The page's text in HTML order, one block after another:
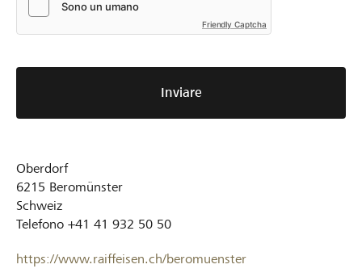
Friendly Captcha
Inviare
Oberdorf
6215 Beromünster
Schweiz
Telefono +41 41 932 50 50
https://www.raiffeisen.ch/beromuenster